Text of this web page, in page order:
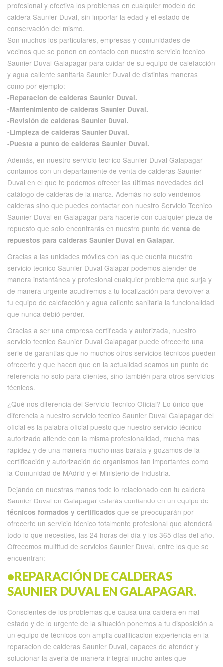
profesional y efectiva los problemas en cualquier modelo de
caldera Saunier Duval, sin importar la edad y el estado de
conservación del mismo.
Son muchos los particulares, empresas y comunidades de
vecinos que se ponen en contacto con nuestro servicio tecnico
Saunier Duval Galapagar para cuidar de su equipo de calefacción
y agua caliente sanitaria Saunier Duval de distintas maneras
como por ejemplo:
-Reparacion de calderas Saunier Duval.
-Mantenimiento de calderas Saunier Duval.
-Revisión de calderas Saunier Duval.
-Limpieza de calderas Saunier Duval.
-Puesta a punto de calderas Saunier Duval.
Además, en nuestro servicio tecnico Saunier Duval Galapagar
contamos con un departamente de venta de calderas Saunier
Duval en el que te podemos ofrecer las últimas novedades del
catálogo de calderas de la marca. Además no solo vendemos
calderas sino que puedes contactar con nuestro Servicio Tecnico
Saunier Duval en Galapagar para hacerte con cualquier pieza de
repuesto que solo encontrarás en nuestro punto de venta de
repuestos para calderas Saunier Duval en Galapar.
Gracias a las unidades móviles con las que cuenta nuestro
servicio tecnico Saunier Duval Galapar podemos atender de
manera instantánea y profesional cualquier problema que surja y
de manera urgente acudiremos a tu localización para devolver a
tu equipo de calefacción y agua caliente sanitaria la funcionalidad
que nunca debió perder.
Gracias a ser una empresa certificada y autorizada, nuestro
servicio tecnico Saunier Duval Galapagar puede ofrecerte una
serie de garantias que no muchos otros servicios técnicos pueden
ofrecerte y que hacen que en la actualidad seamos un punto de
referencia no solo para clientes, sino también para otros servicios
técnicos.
¿Qué nos diferencia del Servicio Tecnico Oficial? Lo único que
diferencia a nuestro servicio tecnico Saunier Duval Galapagar del
oficial es la palabra oficial puesto que nuestro servicio técnico
autorizado atiende con la misma profesionalidad, mucha mas
rapidez y de una manera mucho mas barata y gozamos de la
certificación y autorización de organismos tan importantes como
la Comunidad de MAdrid y el Ministerio de Industria.
Dejando en nuestras manos todo lo relacionado con tu caldera
Saunier Duval en Galapagar estarás confiando en un equipo de
técnicos formados y certificados que se preocuparán por
ofrecerte un servicio técnico totalmente profesional que atenderá
todo lo que necesites, las 24 horas del día y los 365 días del año.
Ofrecemos multitud de servicios Saunier Duval, entre los que se
encuentran:
•REPARACIÓN DE CALDERAS
SAUNIER DUVAL EN GALAPAGAR.
Conscientes de los problemas que causa una caldera en mal
estado y de lo urgente de la situación ponemos a tu disposición a
un equipo de técnicos con amplia cualificacion experiencia en la
reparacion de calderas Saunier Duval, capaces de atender y
solucionar la averia de manera integral mucho antes que